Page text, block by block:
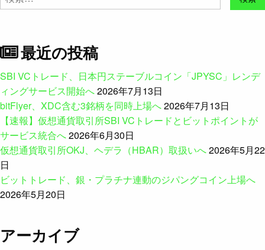
索:
最近の投稿
SBI VCトレード、日本円ステーブルコイン「JPYSC」レンデ
ィングサービス開始へ2026年7月13日
bitFlyer、XDC含む3銘柄を同時上場へ2026年7月13日
【速報】仮想通貨取引所SBI VCトレードとビットポイントが
サービス統合へ2026年6月30日
仮想通貨取引所OKJ、ヘデラ（HBAR）取扱いへ2026年5月22
日
ビットトレード、銀・プラチナ連動のジパングコイン上場へ
2026年5月20日
アーカイブ